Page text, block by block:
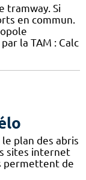
tramway. Si
en commun.
la TAM : Calc
plan des abris
sites internet
permettent de